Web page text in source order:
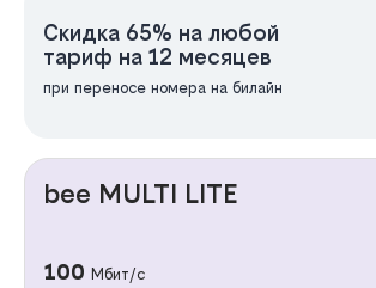
Скидка 65% на любой
тариф на 12 месяцев
при переносе номера на билайн
bee MULTI LITE
100 Мбит/с